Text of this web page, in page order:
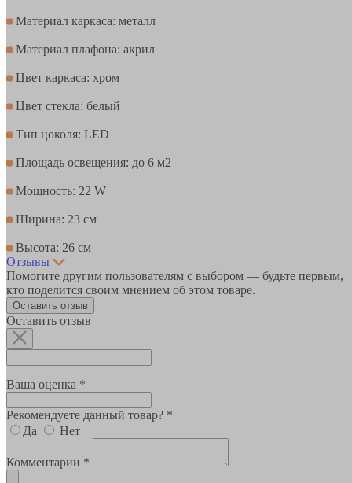
Материал каркаса: металл
Материал плафона: акрил
Цвет каркаса: хром
Цвет стекла: белый
Тип цоколя: LED
Площадь освещения: до 6 м2
Мощность: 22 W
Ширина: 23 см
Высота: 26 см
Отзывы
Помогите другим пользователям с выбором — будьте первым,
кто поделится своим мнением об этом товаре.
Оставить отзыв
Оставить отзыв
Ваша оценка *
Рекомендуете данный товар? *
Да
Нет
Комментарии *